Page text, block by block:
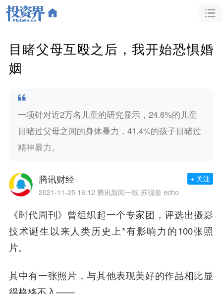
目睹父母互殴之后，我开始恐惧婚
姻
一项针对近2万名儿童的研究显示，24.6%的儿童
目睹过父母之间的身体暴力，41.4%的孩子目睹过
精神暴力。
腾讯财经
2021-11-25 16:12 腾讯新闻一线 苏现奎 echo
+ 关注
《时代周刊》曾组织起一个专家团，评选出摄影
技术诞生以来人类历史上*有影响力的100张照
片。
其中有一张照片，与其他表现美好的作品相比显